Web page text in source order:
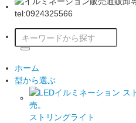
ホーム
型から選ぶ
ストリングライト